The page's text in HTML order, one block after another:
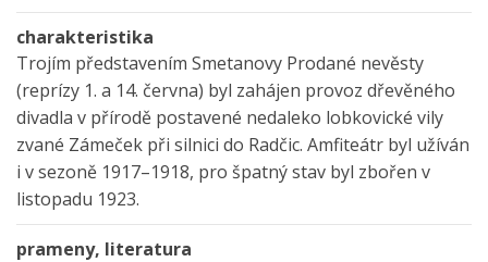
charakteristika
Trojím představením Smetanovy Prodané nevěsty
(reprízy 1. a 14. června) byl zahájen provoz dřevěného
divadla v přírodě postavené nedaleko lobkovické vily
zvané Zámeček při silnici do Radčic. Amfiteátr byl užíván
i v sezoně 1917–1918, pro špatný stav byl zbořen v
listopadu 1923.
prameny, literatura